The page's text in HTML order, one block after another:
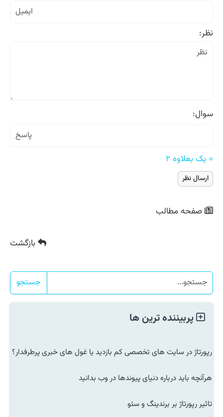
نظر:
سوال:
= یک بعلاوه ۲
صفحه مطالب
بازگشت
جستجو
پربیننده ترین ها
رپورتاژ در سایت های تخصصی کم بازدید یا غول های خبری پرطرفدار؟
هرآنچه باید درباره دنیای پیوندها در وب بدانید
تاثیر رپورتاژ بر برندینگ و سئو